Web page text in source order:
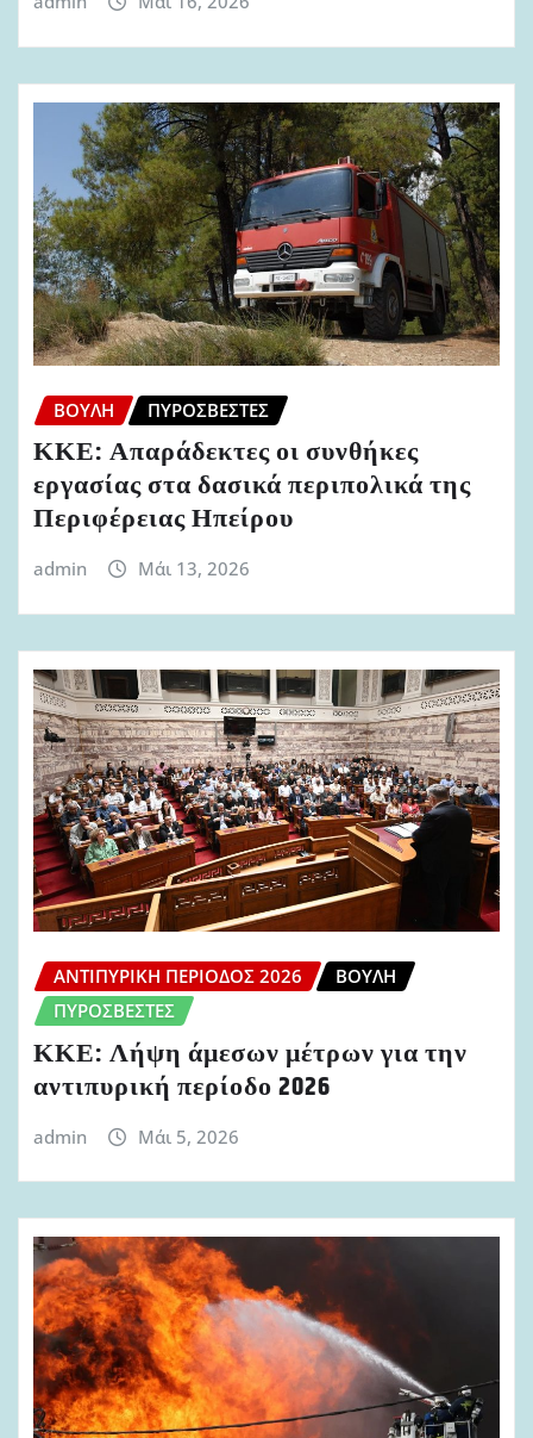
ΒΟΥΛΉ ΠΥΡΟΣΒΈΣΤΕΣ
ΚΚΕ: Απαράδεκτες οι συνθήκες
εργασίας στα δασικά περιπολικά της
Περιφέρειας Ηπείρου
admin Μάι 13, 2026
ΑΝΤΙΠΥΡΙΚΉ ΠΕΡΊΟΔΟΣ 2026
ΒΟΥΛΉ
ΠΥΡΟΣΒΈΣΤΕΣ
ΚΚΕ: Λήψη άμεσων μέτρων για την
αντιπυρική περίοδο 2026
admin Μάι 5, 2026